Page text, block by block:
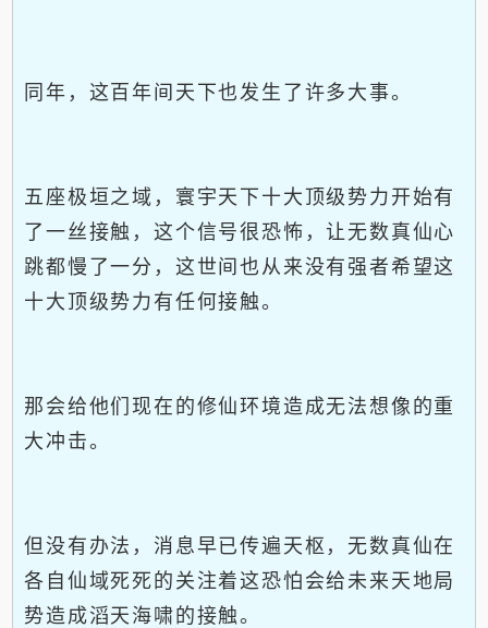
同年，这百年间天下也发生了许多大事。
五座极垣之域，寰宇天下十大顶级势力开始有
了一丝接触，这个信号很恐怖，让无数真仙心
跳都慢了一分，这世间也从来没有强者希望这
十大顶级势力有任何接触。
那会给他们现在的修仙环境造成无法想像的重
大冲击。
但没有办法，消息早已传遍天枢，无数真仙在
各自仙域死死的关注着这恐怕会给未来天地局
势造成滔天海啸的接触。